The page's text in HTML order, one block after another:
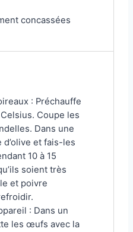
concassées
: Préchauffe
Coupe les
Dans une
d’olive et fais-les
10 à 15
soient très
et poivre
: Dans un
les œufs avec la